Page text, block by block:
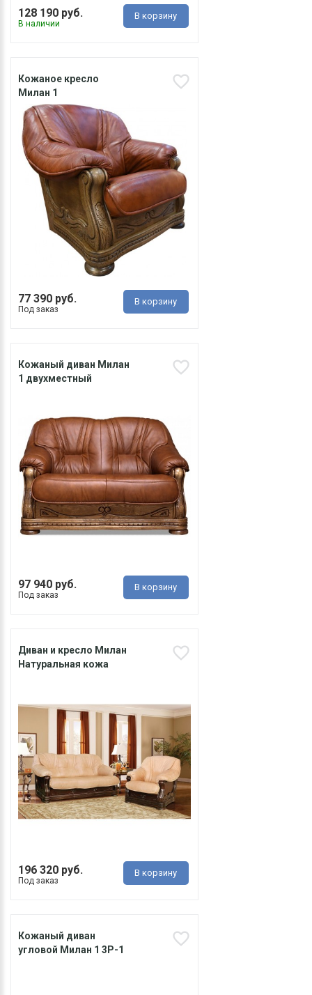
128 190 руб.
В наличии
В корзину
Кожаное кресло
Милан 1
77 390 руб.
Под заказ
В корзину
Кожаный диван Милан
1 двухместный
97 940 руб.
Под заказ
В корзину
Диван и кресло Милан
Натуральная кожа
196 320 руб.
Под заказ
В корзину
Кожаный диван
угловой Милан 1 3Р-1